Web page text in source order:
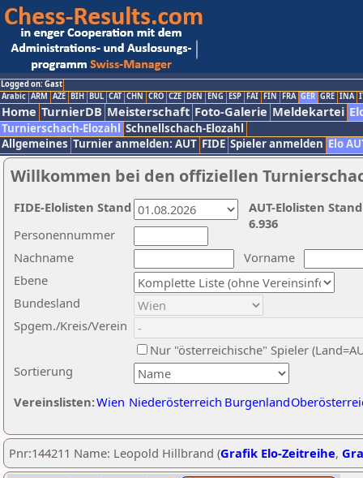
Logged on: Gast
Arabic ARM AZE BIH BUL CAT CHN CRO CZE DEN ENG ESP FAI FIN FRA GER GRE INA
Home TurnierDB Meisterschaft Foto-Galerie Meldekartei
Turnierschach-Elozahl Schnellschach-Elozahl
Allgemeines Turnier anmelden: AUT FIDE Spieler anmelden Elo
Willkommen bei den offiziellen
Nachname
Vorname
Ebene
Sortierung
Personennummer
Bundesland
Spgem./Kreis/Verein
Nur "österreichische" Spieler
Vereinslisten:Wien Niederösterreich Burgenland
AUT-Elolisten
6.936
FIDE-Elolisten Stand
Pnr:144211 Name: Leopold Hillbrand (Grafik Elo-Zeitreihe,